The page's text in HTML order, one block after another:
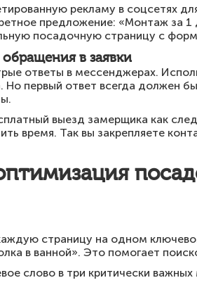
рекламу в соцсетях
предложение: «Монтаж за
посадочную страницу с
в заявки
ответы в мессенджерах.
Но первый ответ всегда должен
выезд замерщика как
время. Так вы закрепляете
страницу на одном
в ванной». Это помогает
слово в три критически важных